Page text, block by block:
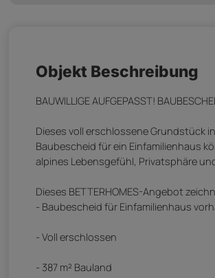
Objekt Beschreibung
BAUWILLIGE AUFGEPASST!
Dieses voll erschlossene Grundstück
Baubescheid für ein Einfamilienhaus
alpines Lebensgefühl, Privatsphäre
Dieses BETTERHOMES-Angebot
- Baubescheid für Einfamilienhaus
- Voll erschlossen
- 387 m² Bauland